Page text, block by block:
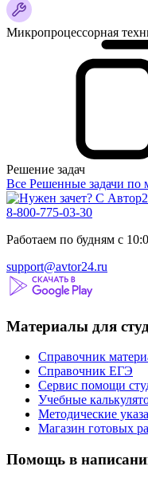
Микропроцессорная
Решение задач
Все Решенные задачи по
8-800-775-03-30
Работаем по будням с
support@avtor24.ru
Материалы для
Справочник
Справочник ЕГЭ
Сервис помощи
Учебные
Методические
Магазин готовых
Помощь в